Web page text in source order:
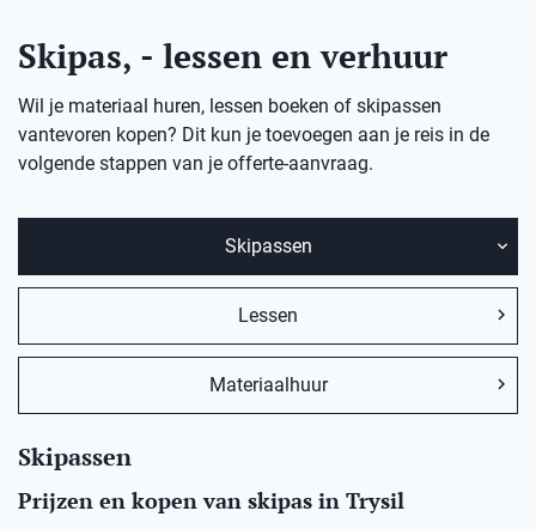
Skipas, - lessen en verhuur
Wil je materiaal huren, lessen boeken of skipassen
vantevoren kopen? Dit kun je toevoegen aan je reis in de
volgende stappen van je offerte-aanvraag.
Skipassen
Lessen
Materiaalhuur
Skipassen
Prijzen en kopen van skipas in Trysil